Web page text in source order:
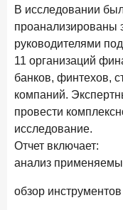
7 июля 2026 года
По итогам июня
3 июля 2026 года
«Скорость
банковского
25 июня 2026 года
Ипотека в России:
22 июня 2026 года
завоевывают
В исследовании
проанализированы
руководителями
11 организаций
банков, финтехов,
компаний.
провести
исследование.
Отчет включает:
анализ
обзор